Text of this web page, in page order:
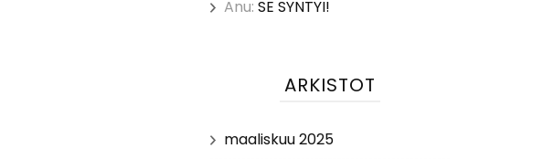
Anu: SE SYNTYI!
ARKISTOT
maaliskuu 2025